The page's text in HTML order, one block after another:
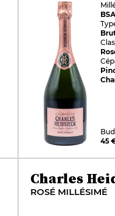
BSA
45
Charles
ROSÉ MILLÉSIMÉ